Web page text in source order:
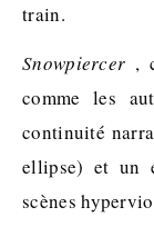
train.
Snowpiercer ,
comme les
continuité
ellipse) et un
scènes